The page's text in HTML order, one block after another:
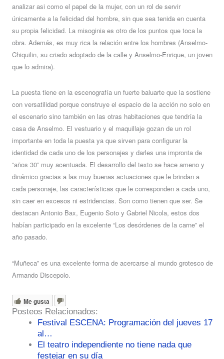
analizar asi como el papel de la mujer, con un rol de servir
únicamente a la felicidad del hombre, sin que sea tenida en cuenta
su propia felicidad. La misoginia es otro de los puntos que toca la
obra. Además, es muy rica la relación entre los hombres (Anselmo-
Chiquilin, su criado adoptado de la calle y Anselmo-Enrique, un joven
que lo admira).
La puesta tiene en la escenografía un fuerte baluarte que la sostiene
con versatilidad porque construye el espacio de la acción no solo en
el escenario sino también en las otras habitaciones que tendría la
casa de Anselmo. El vestuario y el maquillaje gozan de un rol
importante en toda la puesta ya que sirven para configurar la
identidad de cada uno de los personajes y darles una impronta de
“años 30” muy acentuada. El desarrollo del texto se hace ameno y
dinámico gracias a las muy buenas actuaciones que le brindan a
cada personaje, las características que le corresponden a cada uno,
sin caer en excesos ni estridencias. Son como tienen que ser. Se
destacan Antonio Bax, Eugenio Soto y Gabriel Nicola, estos dos
habían participado en la excelente “Los desórdenes de la carne” el
año pasado.
“Muñeca” es una excelente forma de acercarse al mundo grotesco de
Armando Discepolo.
Me gusta
Posteos Relacionados:
Festival ESCENA: Programación del jueves 17
al…
El teatro independiente no tiene nada que
festejar en su día